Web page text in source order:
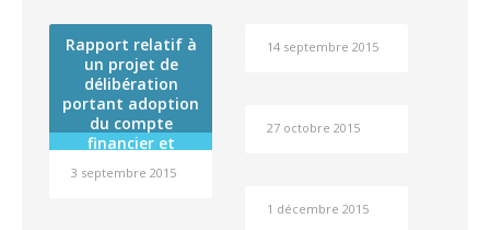
Rapport relatif à
un projet de
délibération
portant adoption
du compte
financier et
résultat de
3 septembre 2015
14 septembre 2015
27 octobre 2015
1 décembre 2015